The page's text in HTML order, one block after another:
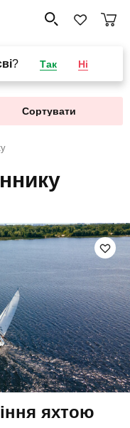
? Так Ні
Сортувати
яхтою